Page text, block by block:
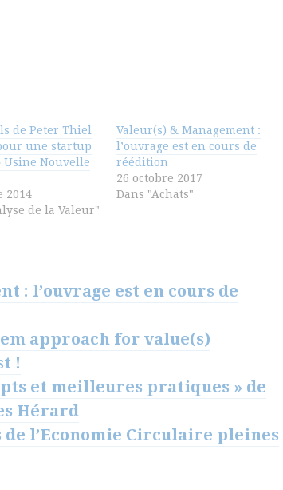
de Peter Thiel
une startup
Usine Nouvelle
2014
de la Valeur"
Valeur(s) & Management :
l’ouvrage est en cours de
réédition
26 octobre 2017
Dans "Achats"
: l’ouvrage est en cours de
approach for value(s)
!
et meilleures pratiques » de
Hérard
de l’Economie Circulaire pleines